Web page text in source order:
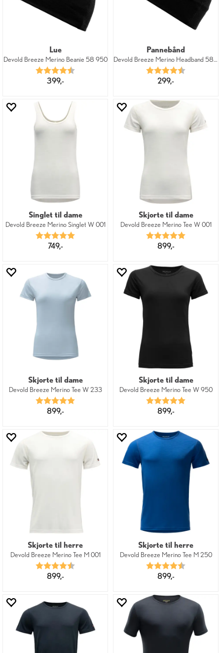
Lue
Devold Breeze Merino Beanie 58 950
Karakter:
399,-
Pannebånd
Devold Breeze Merino Headband 58 950
Karakter:
299,-
Singlet til dame
Devold Breeze Merino Singlet W 001
Karakter:
749,-
Skjorte til dame
Devold Breeze Merino Tee W 001
Karakter:
899,-
Skjorte til dame
Devold Breeze Merino Tee W 233
Karakter:
899,-
Skjorte til dame
Devold Breeze Merino Tee W 950
Karakter:
899,-
Skjorte til herre
Devold Breeze Merino Tee M 001
Karakter:
899,-
Skjorte til herre
Devold Breeze Merino Tee M 250
Karakter:
899,-